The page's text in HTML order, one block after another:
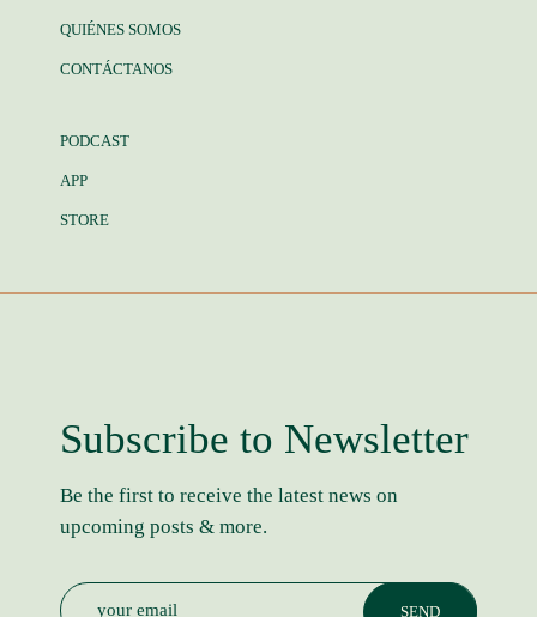
QUIÉNES SOMOS
CONTÁCTANOS
PODCAST
APP
STORE
Subscribe to Newsletter
Be the first to receive the latest news on
upcoming posts & more.